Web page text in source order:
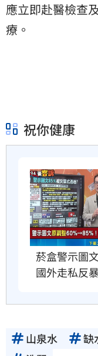
應立即赴醫檢查
療。
祝你健康
菸盒警示圖
國外走私反
山泉水 缺